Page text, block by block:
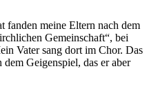
fanden meine Eltern nach dem
Gemeinschaft , bei
Vater sang dort im Chor. Das
Geigenspiel, das er aber